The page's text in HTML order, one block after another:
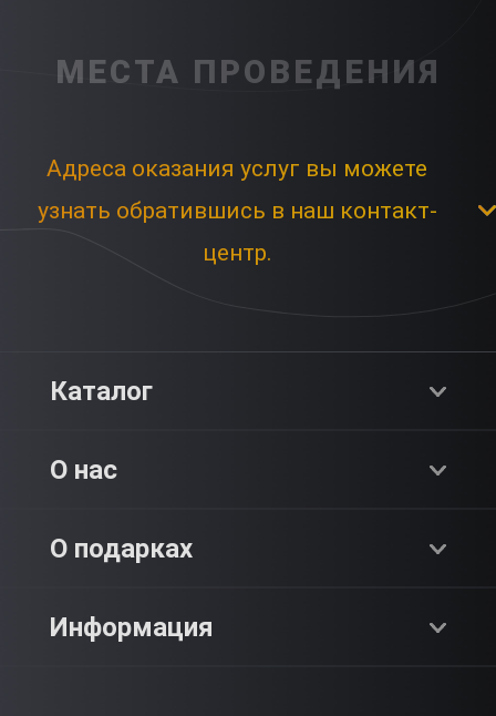
МЕСТА ПРОВЕДЕНИЯ
Адреса оказания услуг вы можете
узнать обратившись в наш контакт-
центр.
Каталог
О нас
О компании
О подарках
Как это работает?
Информация